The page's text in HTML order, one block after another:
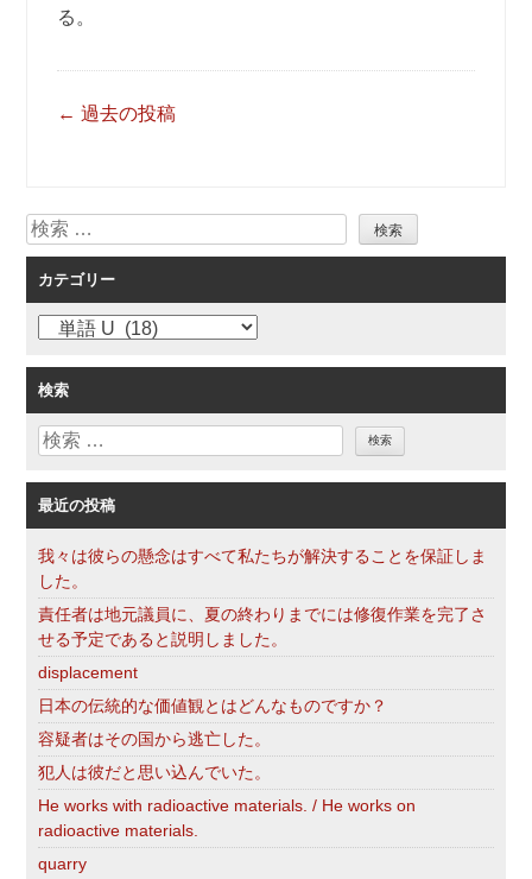
る。
投
ゲ
ー
シ
ョ
ン
← 過去の投稿
検
索
カテゴリー
ゴ
リ
ー
検索
検
最近の投稿
我々は彼らの懸念はすべて私たちが解決することを保証しま
した。
責任者は地元議員に、夏の終わりまでには修復作業を完了さ
せる予定であると説明しました。
displacement
日本の伝統的な価値観とはどんなものですか？
容疑者はその国から逃亡した。
犯人は彼だと思い込んでいた。
He works with radioactive materials. / He works on
radioactive materials.
quarry